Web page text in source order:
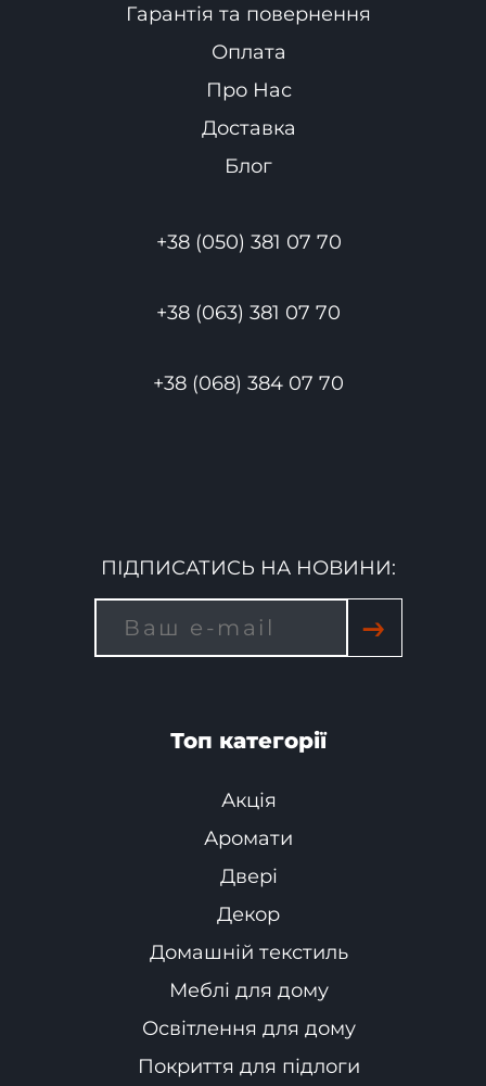
Гарантія та повернення
Оплата
Про Нас
Доставка
Блог
+38 (050) 381 07 70
+38 (063) 381 07 70
+38 (068) 384 07 70
ПІДПИСАТИСЬ НА НОВИНИ:
→
Топ категорії
Акція
Аромати
Двері
Декор
Домашній текстиль
Меблі для дому
Освітлення для дому
Покриття для підлоги